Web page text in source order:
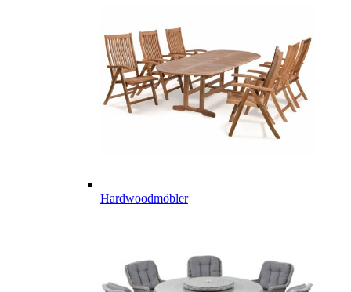
Hardwoodmöbler